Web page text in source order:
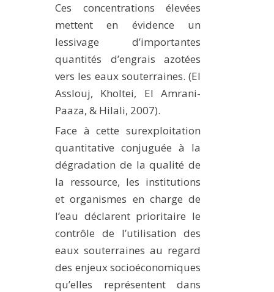
Ces concentrations élevées
mettent en évidence un
lessivage d’importantes
quantités d’engrais azotées
vers les eaux souterraines. (El
Asslouj, Kholtei, El Amrani-
Paaza, & Hilali, 2007).
Face à cette surexploitation
quantitative conjuguée à la
dégradation de la qualité de
la ressource, les institutions
et organismes en charge de
l’eau déclarent prioritaire le
contrôle de l’utilisation des
eaux souterraines au regard
des enjeux socioéconomiques
qu’elles représentent dans